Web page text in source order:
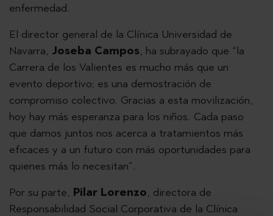
enfermedad.
El director general de la Clínica Universidad de
Navarra, Joseba Campos, ha subrayado que “la
Carrera de los Valientes es mucho más que un
evento deportivo; es una demostración de
compromiso colectivo. Gracias a esta movilización,
hoy hay más esperanza para los niños. Cada paso
que damos juntos nos acerca a tratamientos más
eficaces y a un futuro con más oportunidades para
quienes más lo necesitan”.
Por su parte, Pilar Lorenzo, directora de
Responsabilidad Social Corporativa de la Clínica